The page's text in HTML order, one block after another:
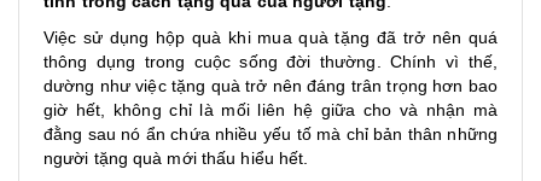
Việc sử dụng hộp quà khi mua quà tặng đã trở nên quá
thông dụng trong cuộc sống đời thường. Chính vì thế,
dường như việc tặng quà trở nên đáng trân trọng hơn bao
giờ hết, không chỉ là mối liên hệ giữa cho và nhận mà
đằng sau nó ẩn chứa nhiều yếu tố mà chỉ bản thân những
người tặng quà mới thấu hiểu hết.